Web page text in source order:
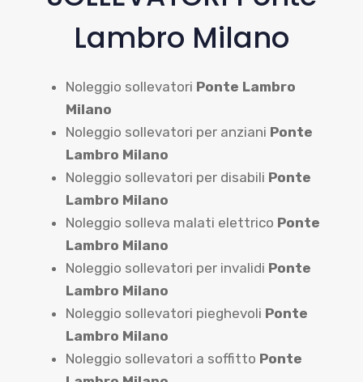
Lambro Milano
Noleggio sollevatori Ponte Lambro
Milano
Noleggio sollevatori per anziani Ponte
Lambro Milano
Noleggio sollevatori per disabili Ponte
Lambro Milano
Noleggio solleva malati elettrico Ponte
Lambro Milano
Noleggio sollevatori per invalidi Ponte
Lambro Milano
Noleggio sollevatori pieghevoli Ponte
Lambro Milano
Noleggio sollevatori a soffitto Ponte